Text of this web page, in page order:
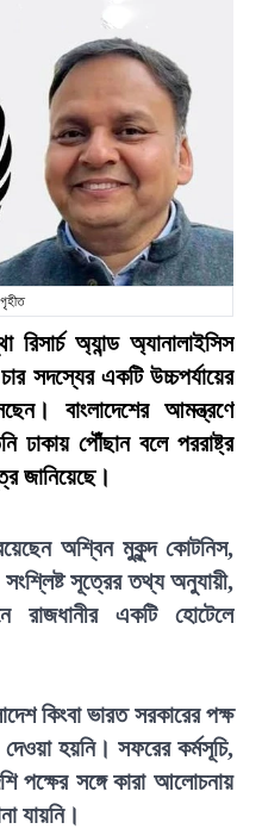
রিসার্চ অ্যান্ড অ্যানালাইসিস
সদস্যের একটি উচ্চপর্যায়ের
বাংলাদেশের আমন্ত্রণে
ঢাকায় পৌঁছান বলে পররাষ্ট্র
জানিয়েছে।
অশ্বিন মুকুন্দ কোটনিস,
সূত্রের তথ্য অনুযায়ী,
রাজধানীর একটি হোটেলে
কিংবা ভারত সরকারের পক্ষ
হয়নি। সফরের কর্মসূচি,
পক্ষের সঙ্গে কারা আলোচনায়
যায়নি।